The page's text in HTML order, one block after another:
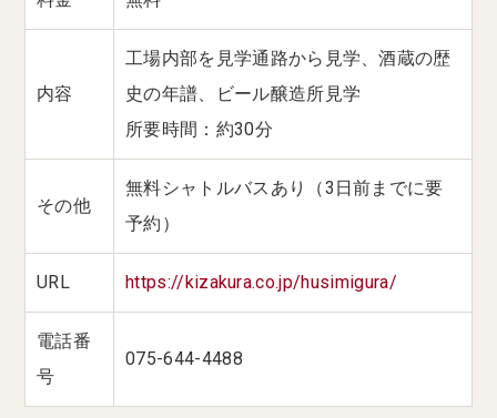
内容
工場内部を見学通路から見学、酒蔵の歴
史の年譜、ビール醸造所見学
所要時間：約30分
その他
無料シャトルバスあり（3日前までに要
予約）
URL https://kizakura.co.jp/husimigura/
電話番
号
075-644-4488